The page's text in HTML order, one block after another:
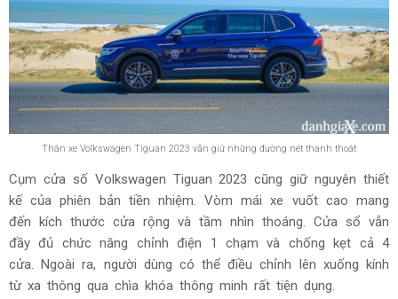
Thân xe Volkswagen Tiguan 2023 vẫn giữ những đường nét thanh thoát
Cụm cửa số Volkswagen Tiguan 2023 cũng giữ nguyên thiết
kế của phiên bản tiền nhiệm. Vòm mái xe vuốt cao mang
đến kích thước cửa rộng và tầm nhìn thoáng. Cửa sổ vẫn
đầy đủ chức năng chỉnh điện 1 chạm và chống kẹt cả 4
cửa. Ngoài ra, người dùng có thể điều chỉnh lên xuống kính
từ xa thông qua chìa khóa thông minh rất tiện dụng.